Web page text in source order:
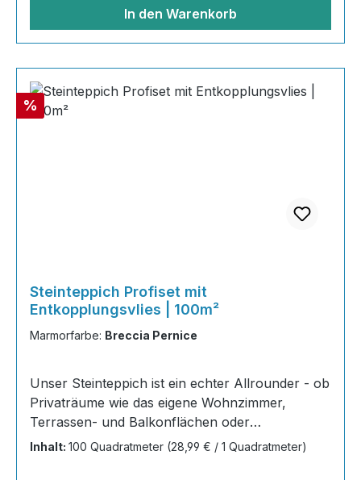
In den Warenkorb
Rabatt
%
Steinteppich Profiset mit
Entkopplungsvlies | 100m²
Marmorfarbe: Breccia Pernice
Unser Steinteppich ist ein echter Allrounder - ob
Privaträume wie das eigene Wohnzimmer,
Terrassen- und Balkonflächen oder
Gewerbeobjekte und Austellungsräume; unsere
Inhalt: 100 Quadratmeter (28,99 € / 1 Quadratmeter)